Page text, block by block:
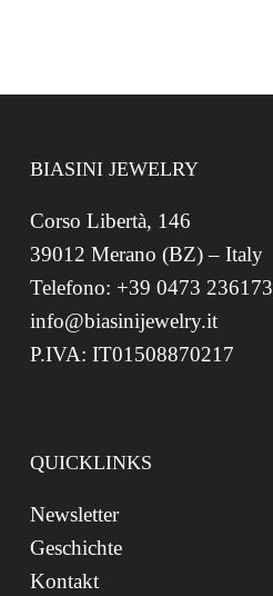
BIASINI JEWELRY
Corso Libertà, 146
39012 Merano (BZ) – Italy
Telefono: +39 0473 236173
info@biasinijewelry.it
P.IVA: IT01508870217
QUICKLINKS
Newsletter
Geschichte
Kontakt